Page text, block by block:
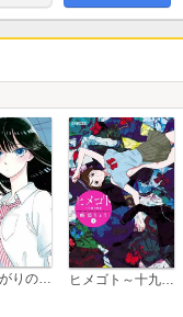
恋は雨上がりのように